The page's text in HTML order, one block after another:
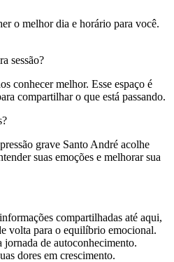
o melhor dia e horário para você.
sessão?
conhecer melhor. Esse espaço é
compartilhar o que está passando.
grave Santo André acolhe
suas emoções e melhorar sua
compartilhadas até aqui,
volta para o equilíbrio emocional.
jornada de autoconhecimento.
dores em crescimento.